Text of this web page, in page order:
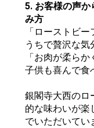
5. お客様の声か
み方
「ローストビ
うちで贅沢な気
「お肉が柔ら
子供も喜んで食
銀閣寺大西のロ
的な味わいが楽
でいただいてい